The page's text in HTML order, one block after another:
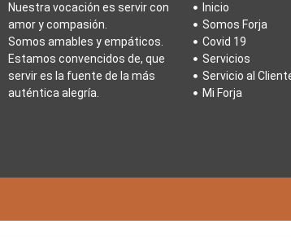
Nuestra vocación es servir con
amor y compasión.
Somos amables y empáticos.
Estamos convencidos de, que
servir es la fuente de la más
auténtica alegría.
Inicio
Somos Forja
Covid 19
Servicios
Servicio al
Mi Forja